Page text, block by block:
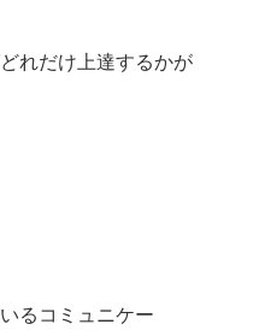
れだけ上達するかが
るコミュニケー